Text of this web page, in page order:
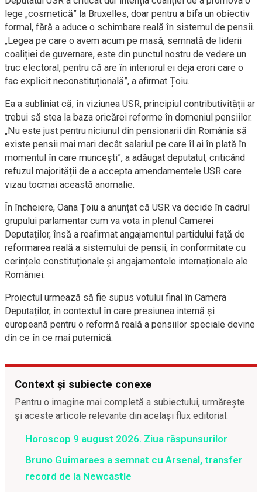
lege „cosmetică” la Bruxelles, doar pentru a bifa un obiectiv
formal, fără a aduce o schimbare reală în sistemul de pensii.
„Legea pe care o avem acum pe masă, semnată de liderii
coaliției de guvernare, este din punctul nostru de vedere un
truc electoral, pentru că are în interiorul ei deja erori care o
fac explicit neconstituțională”, a afirmat Țoiu.
Ea a subliniat că, în viziunea USR, principiul contributivității ar
trebui să stea la baza oricărei reforme în domeniul pensiilor.
„Nu este just pentru niciunul din pensionarii din România să
existe pensii mai mari decât salariul pe care îl ai în plată în
momentul în care muncești”, a adăugat deputatul, criticând
refuzul majorității de a accepta amendamentele USR care
vizau tocmai această anomalie.
În încheiere, Oana Țoiu a anunțat că USR va decide în cadrul
grupului parlamentar cum va vota în plenul Camerei
Deputaților, însă a reafirmat angajamentul partidului față de
reformarea reală a sistemului de pensii, în conformitate cu
cerințele constituționale și angajamentele internaționale ale
României.
Proiectul urmează să fie supus votului final în Camera
Deputaților, în contextul în care presiunea internă și
europeană pentru o reformă reală a pensiilor speciale devine
din ce în ce mai puternică.
Context și subiecte conexe
Pentru o imagine mai completă a subiectului, urmărește
și aceste articole relevante din același flux editorial.
Horoscop 9 august 2026. Ziua răspunsurilor
Bruno Guimaraes a semnat cu Arsenal, transfer
record de la Newcastle